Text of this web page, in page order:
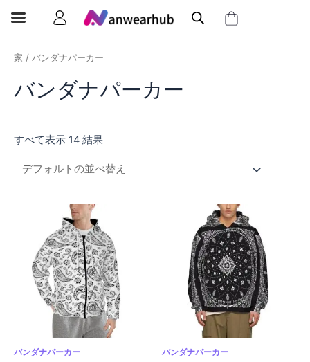
家 / バンダナパーカー
バンダナパーカー
すべて表示 14 結果
バンダナパーカー バンダナパーカー